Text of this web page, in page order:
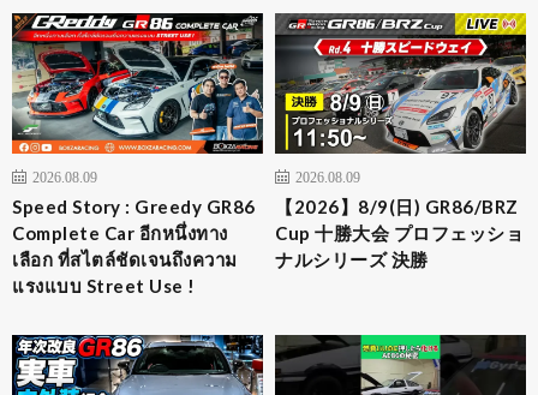
2026.08.09
Speed Story : Greedy GR86
Complete Car อีกหนึ่งทาง
เลือก ที่สไตล์ชัดเจนถึงความ
แรงแบบ Street Use !
2026.08.09
【2026】8/9(日) GR86/BRZ
Cup 十勝大会 プロフェッショ
ナルシリーズ 決勝